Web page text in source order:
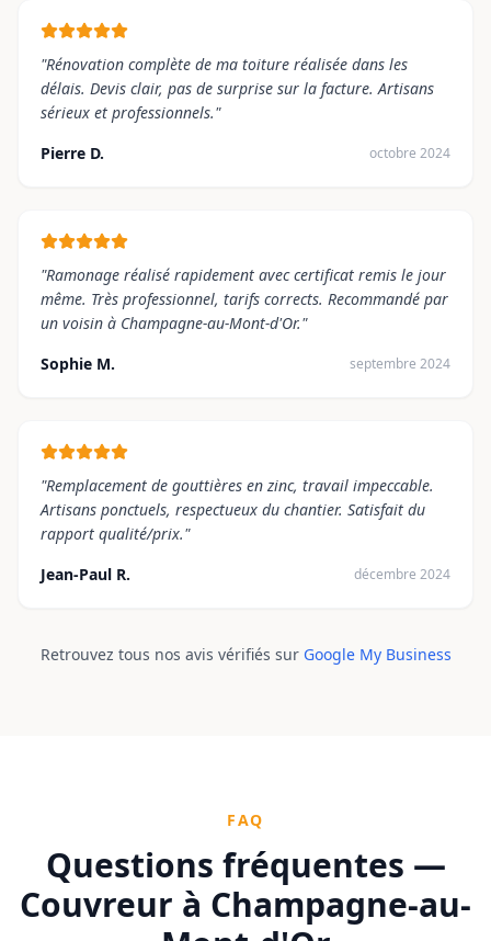
"Rénovation complète de ma toiture réalisée dans les
délais. Devis clair, pas de surprise sur la facture. Artisans
sérieux et professionnels."
Pierre D.
octobre 2024
"Ramonage réalisé rapidement avec certificat remis le jour
même. Très professionnel, tarifs corrects. Recommandé par
un voisin à Champagne-au-Mont-d'Or."
Sophie M.
septembre 2024
"Remplacement de gouttières en zinc, travail impeccable.
Artisans ponctuels, respectueux du chantier. Satisfait du
rapport qualité/prix."
Jean-Paul R.
décembre 2024
Retrouvez tous nos avis vérifiés sur Google My Business
FAQ
Questions fréquentes —
Couvreur à Champagne-au-